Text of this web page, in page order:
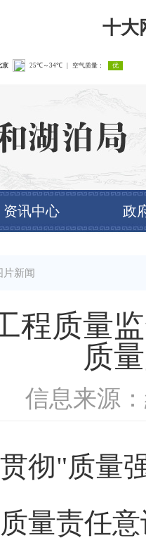
十大
资讯中心 政
片新闻
程质量
质
信息来源
彻"质量
量责任